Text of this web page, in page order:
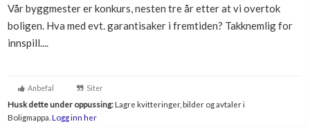
Boligmappa+
Få mer ut av Boligmappa
Vår byggmester er konkurs, nesten tre år etter at vi overtok
boligen. Hva med evt. garantisaker i fremtiden? Takknemlig for
innspill....
Anbefal Siter
Husk dette under oppussing:Lagre kvitteringer, bilder og avtaler i
Boligmappa. Logg inn her